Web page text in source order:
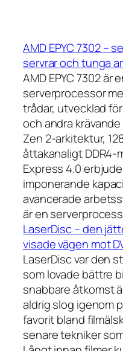
AMD EPYC 7302 –
servrar och tunga
AMD EPYC 7302 är
serverprocessor
trådar, utvecklad
och andra
Zen 2-arkitektur,
åttakanaligt DDR4-
Express 4.0
imponerande
avancerade
är en
LaserDisc – den
visade vägen mot
LaserDisc var den
som lovade bättre
snabbare åtkomst
aldrig slog igenom
favorit bland
senare tekniker